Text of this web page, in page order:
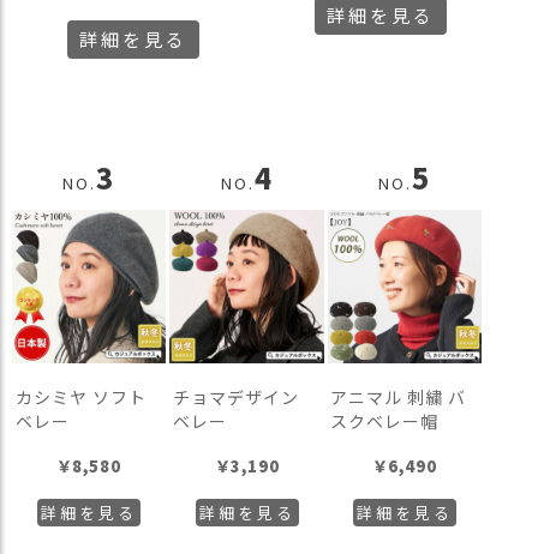
詳細を見る
詳細を見る
NO.3
カシミヤ ソフト
ベレー
￥8,580
詳細を見る
NO.4
チョマデザイン
ベレー
￥3,190
詳細を見る
NO.5
アニマル 刺繍 バ
スクベレー帽
￥6,490
詳細を見る